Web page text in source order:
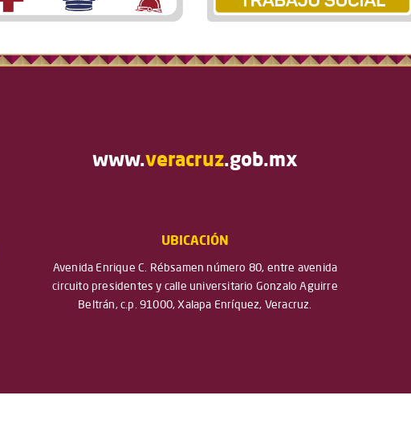
www.veracruz.gob.mx
UBICACIÓN
Avenida Enrique C. Rébsamen número 80, entre avenida
circuito presidentes y calle universitario Gonzalo Aguirre
Beltrán, c.p. 91000, Xalapa Enríquez, Veracruz.